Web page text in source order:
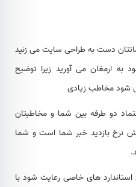
دست به طراحی سایت می زنید
به ارمغان می آورید زیرا توضیح
شود مخاطب زیادی
دو طرفه بین شما و مخاطبتان
نرخ بازدید خبر شما است و شما
های خاصی رعایت شود با